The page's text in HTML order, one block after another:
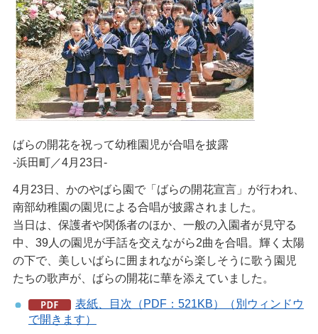
ばらの開花を祝って幼稚園児が合唱を披露
-浜田町／4月23日-
4月23日、かのやばら園で「ばらの開花宣言」が行われ、
南部幼稚園の園児による合唱が披露されました。
当日は、保護者や関係者のほか、一般の入園者が見守る
中、39人の園児が手話を交えながら2曲を合唱。輝く太陽
の下で、美しいばらに囲まれながら楽しそうに歌う園児
たちの歌声が、ばらの開花に華を添えていました。
表紙、目次（PDF：521KB）（別ウィンドウ
で開きます）